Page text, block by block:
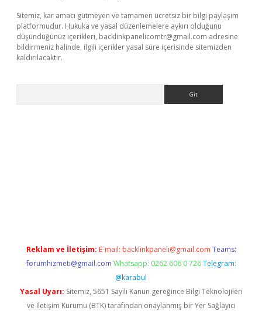
Sitemiz, kar amacı gütmeyen ve tamamen ücretsiz bir bilgi paylaşım
platformudur. Hukuka ve yasal düzenlemelere aykırı olduğunu
düşündüğünüz içerikleri, backlinkpanelicomtr@gmail.com adresine
bildirmeniz halinde, ilgili içerikler yasal süre içerisinde sitemizden
kaldırılacaktır.
Reklam ve İletişim: E-mail: backlinkpaneli@gmail.com Teams:
forumhizmeti@gmail.com Whatsapp: 0262 606 0 726 Telegram:
@karabul
Yasal Uyarı: Sitemiz, 5651 Sayılı Kanun gereğince Bilgi Teknolojileri
ve İletişim Kurumu (BTK) tarafından onaylanmış bir Yer Sağlayıcı